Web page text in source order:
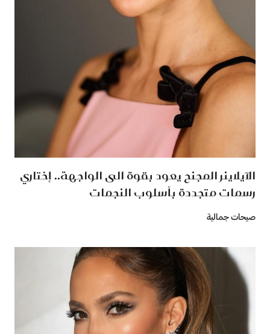
الآيلاينر المجنح يعود بقوة الى الواجهة.. إختاري
رسمات متجددة بأسلوب النجمات
صيحات جمالية